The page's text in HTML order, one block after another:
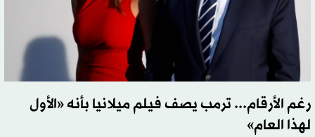
رغم الأرقام... ترمب يصف فيلم ميلانيا بأنه «الأول
لهذا العام»